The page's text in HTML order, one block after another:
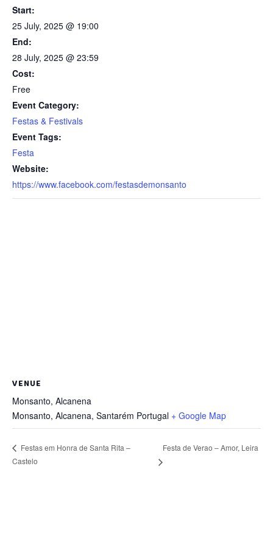
Start:
25 July, 2025 @ 19:00
End:
28 July, 2025 @ 23:59
Cost:
Free
Event Category:
Festas & Festivals
Event Tags:
Festa
Website:
https://www.facebook.com/festasdemonsanto
VENUE
Monsanto, Alcanena
Monsanto, Alcanena, Santarém Portugal + Google Map
Festas em Honra de Santa Rita –
Castelo
Festa de Verao – Amor, Leira